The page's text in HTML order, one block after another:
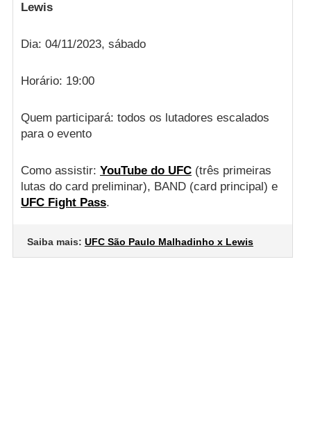
Lewis
Dia: 04/11/2023, sábado
Horário: 19:00
Quem participará: todos os lutadores escalados
para o evento
Como assistir: YouTube do UFC(três primeiras
lutas do card preliminar), BAND (card principal) e
UFC Fight Pass.
Saiba mais: UFC São Paulo Malhadinho x Lewis